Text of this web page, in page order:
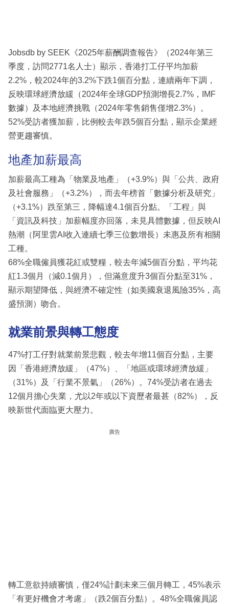
區
Jobsdb by SEEK《2025年薪酬調查報告》（2024年第三
季度，訪問2771名人士）顯示，香港打工仔平均加薪
2.2%，較2024年的3.2%下跌1個百分點，連續兩年下調，
反映環球經濟放緩（2024年全球GDP預測增長2.7%，IMF
數據）及本地經濟挑戰（2024年零售銷售僅增2.3%）。
52%受訪者獲加薪，比例較去年跌5個百分點，顯示企業經
營更趨審慎。
地產加薪最高
加薪最高工種為「物業及地產」（+3.9%）與「公共、政府
及社會服務」（+3.2%），而去年榜首「數據分析及研究」
（+3.1%）跌至第三，降幅達4.1個百分點。「工程」與
「資訊及科技」加薪幅度亦回落，未見具體數據，但反映AI
熱潮（阿里雲AI收入連續七季三位數增長）未惠及所有相關
工種。
68%全職僱員獲花紅或雙糧，較去年減5個百分點，平均花
紅1.3個月（減0.1個月），但滿意度升3個百分點至31%，
顯示期望降低，與經濟不確定性（如美國衰退風險35%，高
盛預測）吻合。
就業前景與轉工態度
47%打工仔對就業前景悲觀，較去年增11個百分點，主要
因「香港經濟放緩」（47%）、「地區或環球經濟放緩」
（31%）及「行業不景氣」（26%）。74%受訪者在過去
12個月擔心失業，尤以2年或以下資歷者最甚（82%），反
映新世代面臨更大壓力。
廣告
轉工意欲持續審慎，僅24%計劃未來三個月轉工，45%表示
「有更好機會才考慮」（跌2個百分點）。48%全職僱員認